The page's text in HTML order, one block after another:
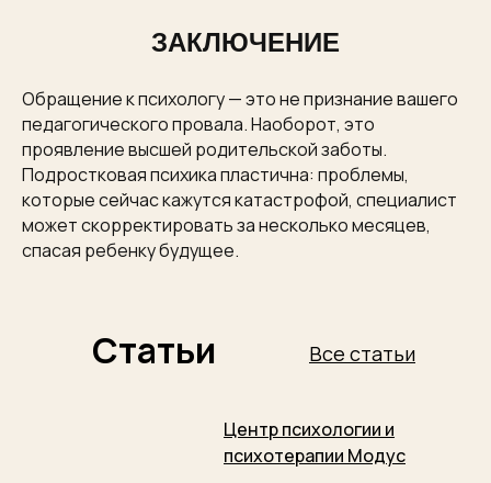
ЗАКЛЮЧЕНИЕ
Обращение к психологу — это не признание вашего
педагогического провала. Наоборот, это
проявление высшей родительской заботы.
Подростковая психика пластична: проблемы,
которые сейчас кажутся катастрофой, специалист
может скорректировать за несколько месяцев,
спасая ребенку будущее.
Центр психологии и
психотерапии Модус
Статьи Все статьи